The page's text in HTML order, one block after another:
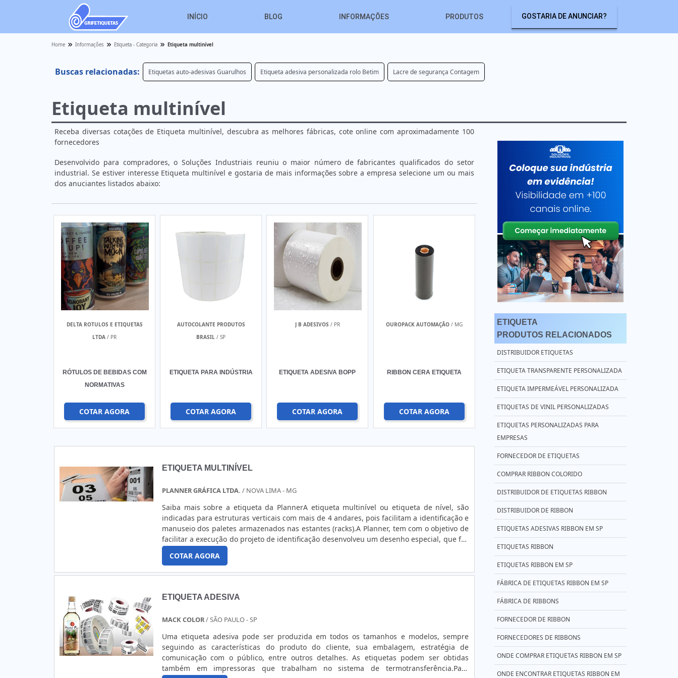
INÍCIO BLOG INFORMAÇÕES PRODUTOS GOSTARIA DE ANUNCIAR?
Home Informações Etiqueta - Categoria Etiqueta multinível
Buscas relacionadas: Etiquetas auto-adesivas Guarulhos Etiqueta adesiva personalizada rolo Betim Lacre de segurança Contagem
Etiqueta multinível
Receba diversas cotações de Etiqueta multinível, descubra as melhores fábricas, cote online com aproximadamente 100
fornecedores
Desenvolvido para compradores, o Soluções Industriais reuniu o maior número de fabricantes qualificados do setor
industrial. Se estiver interesse Etiqueta multinível e gostaria de mais informações sobre a empresa selecione um ou mais
dos anuciantes listados abaixo:
DELTA ROTULOS E ETIQUETAS
LTDA / PR
RÓTULOS DE BEBIDAS COM
NORMATIVAS
COTAR AGORA
AUTOCOLANTE PRODUTOS
BRASIL / SP
ETIQUETA PARA INDÚSTRIA
COTAR AGORA
J B ADESIVOS / PR
ETIQUETA ADESIVA BOPP
COTAR AGORA
OUROPACK AUTOMAÇÃO/ MG
RIBBON CERA ETIQUETA
COTAR AGORA
ETIQUETA MULTINÍVEL
PLANNER GRÁFICA LTDA. / NOVA LIMA - MG
Saiba mais sobre a etiqueta da PlannerA etiqueta multinível ou etiqueta de nível, são
indicadas para estruturas verticais com mais de 4 andares, pois facilitam a identificação e
manuseio dos paletes armazenados nas estantes (racks).A Planner, tem com o objetivo de
facilitar a execução do projeto de identificação desenvolveu um desenho especial, que faz
com que a seta seja direcionada no momento da instalação.Entre em contato com a
Planner e saiba mais sobre a etiqueta multinível que a empresa disponibiliza. São
diversas as vantagens para quem opta pelo seu uso.Saiba mais informações baixando o
COTAR AGORA
ETIQUETA ADESIVA
MACK COLOR/ SÃO PAULO - SP
Uma etiqueta adesiva pode ser produzida em todos os tamanhos e modelos, sempre
seguindo as características do produto do cliente, sua embalagem, estratégia de
comunicação com o público, entre outros detalhes. As etiquetas podem ser obtidas
também em impressoras que trabalham no sistema de termotransferência.Para
ETIQUETA
PRODUTOS RELACIONADOS
DISTRIBUIDOR ETIQUETAS
ETIQUETA TRANSPARENTE PERSONALIZADA
ETIQUETA IMPERMEÁVEL PERSONALIZADA
ETIQUETAS DE VINIL PERSONALIZADAS
ETIQUETAS PERSONALIZADAS PARA
EMPRESAS
FORNECEDOR DE ETIQUETAS
COMPRAR RIBBON COLORIDO
DISTRIBUIDOR DE ETIQUETAS RIBBON
DISTRIBUIDOR DE RIBBON
ETIQUETAS ADESIVAS RIBBON EM SP
ETIQUETAS RIBBON
ETIQUETAS RIBBON EM SP
FÁBRICA DE ETIQUETAS RIBBON EM SP
FÁBRICA DE RIBBONS
FORNECEDOR DE RIBBON
FORNECEDORES DE RIBBONS
ONDE COMPRAR ETIQUETAS RIBBON EM SP
ONDE ENCONTRAR ETIQUETAS RIBBON EM